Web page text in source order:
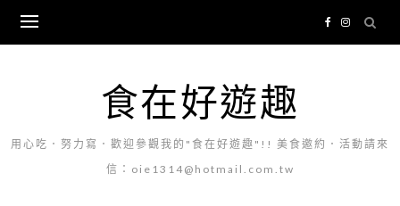
content
食在好遊趣
用心吃．努力寫．歡迎參觀我的"食在好遊趣"!! 美食邀約．活動請來
信：oie1314@hotmail.com.tw